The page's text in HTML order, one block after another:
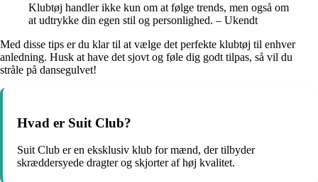
Klubtøj handler ikke kun om at følge trends, men også om
at udtrykke din egen stil og personlighed. – Ukendt
Med disse tips er du klar til at vælge det perfekte klubtøj til enhver
anledning. Husk at have det sjovt og føle dig godt tilpas, så vil du
stråle på dansegulvet!
Hvad er Suit Club?
Suit Club er en eksklusiv klub for mænd, der tilbyder
skræddersyede dragter og skjorter af høj kvalitet.